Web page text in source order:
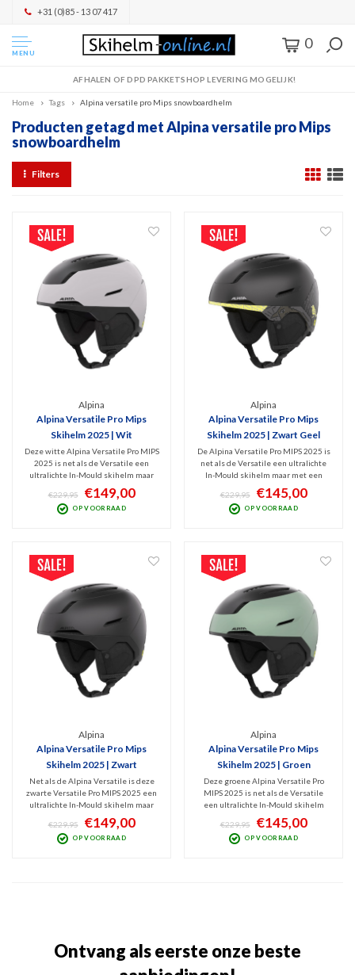
+31 (0)85 - 13 07 417
MENU
0
AFHALEN OF DPD PAKKETSHOP LEVERING MOGELIJK!
Home Tags Alpina versatile pro Mips snowboardhelm
Producten getagd met Alpina versatile pro Mips
snowboardhelm
Filters
Alpina
Alpina Versatile Pro Mips
Skihelm 2025 | Wit
Deze witte Alpina Versatile Pro MIPS
2025 is net als de Versatile een
ultralichte In-Mould skihelm maar
dan met een beter
ventilatiesysteem en minder
vermoeiend door het lagere gewicht.
€229,95 €149,00
OP VOORRAAD
Alpina
Alpina Versatile Pro Mips
Skihelm 2025 | Zwart Geel
De Alpina Versatile Pro MIPS 2025 is
net als de Versatile een ultralichte
In-Mould skihelm maar met een
beter en geavanceerder
ventilatiesysteem en een beter
comfort door het lagere gewicht.
€229,95 €145,00
OP VOORRAAD
Alpina
Alpina Versatile Pro Mips
Skihelm 2025 | Zwart
Net als de Alpina Versatile is deze
zwarte Versatile Pro MIPS 2025 een
ultralichte In-Mould skihelm maar
dan met een beter
ventilatiesysteem. Comfort en
bescherming alom met deze
€229,95 €149,00
OP VOORRAAD
Alpina
Alpina Versatile Pro Mips
Skihelm 2025 | Groen
Deze groene Alpina Versatile Pro
MIPS 2025 is net als de Versatile
een ultralichte In-Mould skihelm
maar dan met een beter
ventilatiesysteem en minder
vermoeiend door het lagere gewicht.
€229,95 €145,00
OP VOORRAAD
Ontvang als eerste onze beste